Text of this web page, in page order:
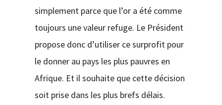
simplement parce que l’or a été comme
toujours une valeur refuge. Le Président
propose donc d’utiliser ce surprofit pour
le donner au pays les plus pauvres en
Afrique. Et il souhaite que cette décision
soit prise dans les plus brefs délais.